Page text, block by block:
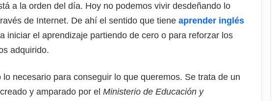
a la orden del día. Hoy no podemos vivir desdeñando lo
de Internet. De ahí el sentido que tiene aprender inglés
iniciar el aprendizaje partiendo de cero o para reforzar los
adquirido.
lo necesario para conseguir lo que queremos. Se trata de un
y amparado por el Ministerio de Educación y